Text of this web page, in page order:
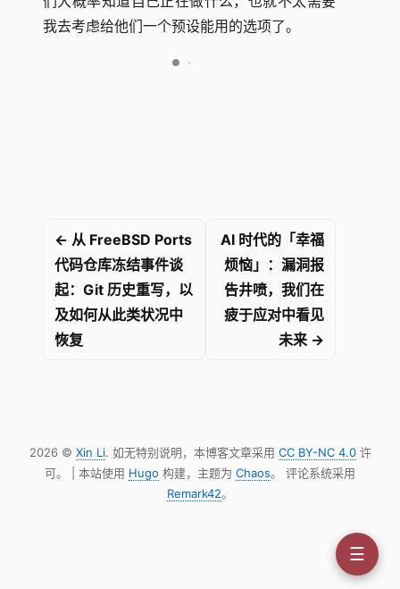
我去考虑给他们一个预设能用的选项了。
← 从 FreeBSD Ports
代码仓库冻结事件谈
起：Git 历史重写，以
及如何从此类状况中
恢复
AI 时代的「幸福
烦恼」：漏洞报
告井喷，我们在
疲于应对中看见
未来 →
☰
2026 © Xin Li. 如无特别说明，本博客文章采用 CC BY-NC 4.0许
可。 | 本站使用 Hugo 构建，主题为 Chaos。 评论系统采用
Remark42。